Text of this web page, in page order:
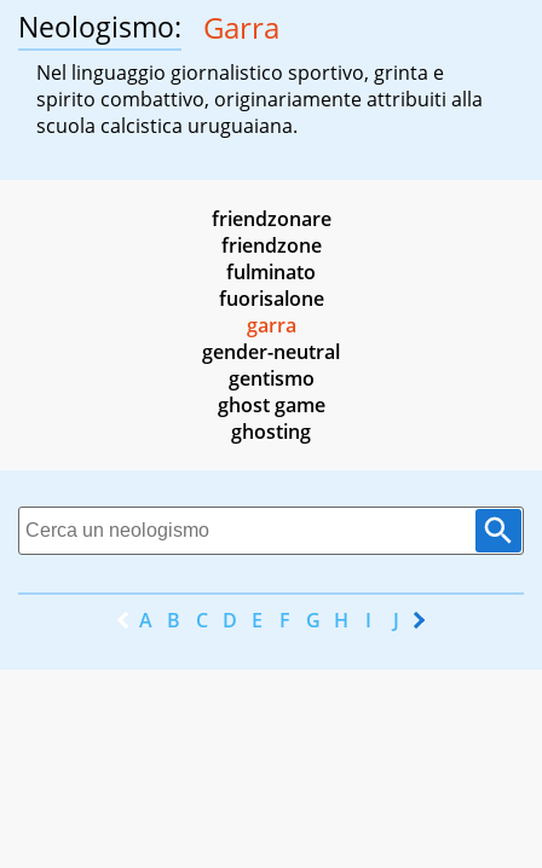
Neologismo: Garra
Nel linguaggio giornalistico sportivo, grinta e
spirito combattivo, originariamente attribuiti alla
scuola calcistica uruguaiana.
friendzonare
friendzone
fulminato
fuorisalone
garra
gender-neutral
gentismo
ghost game
ghosting
A B C D E F G H I J K